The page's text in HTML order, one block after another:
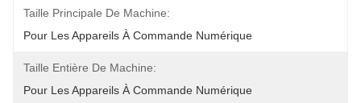
Taille Principale De Machine:
Pour Les Appareils À Commande Numérique
Taille Entière De Machine:
Pour Les Appareils À Commande Numérique